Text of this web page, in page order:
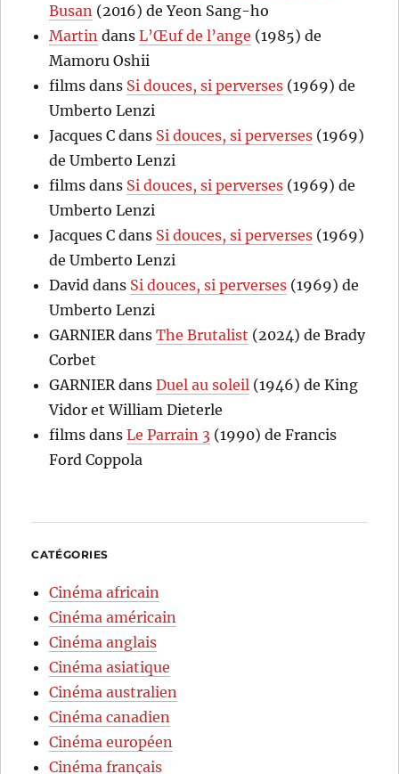
Busan (2016) de Yeon Sang-ho
Martin dansL’Œuf de l’ange (1985) de
Mamoru Oshii
films dans Si douces, si perverses (1969) de
Umberto Lenzi
Jacques C dans Si douces, si perverses (1969)
de Umberto Lenzi
films dans Si douces, si perverses (1969) de
Umberto Lenzi
Jacques C dans Si douces, si perverses (1969)
de Umberto Lenzi
David dans Si douces, si perverses (1969) de
Umberto Lenzi
GARNIERdansThe Brutalist (2024) de Brady
Corbet
GARNIERdansDuel au soleil (1946) de King
Vidor et William Dieterle
films dansLe Parrain 3 (1990) de Francis
Ford Coppola
CATÉGORIES
Cinéma africain
Cinéma américain
Cinéma anglais
Cinéma asiatique
Cinéma australien
Cinéma canadien
Cinéma européen
Cinéma français